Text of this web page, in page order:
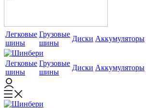
Легковые
шины
Грузовые
шины
Диски Аккумуляторы
Легковые
шины
Грузовые
шины
Диски Аккумуляторы